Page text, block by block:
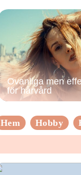
Ovanliga men
för hårvård
Hem Hobby